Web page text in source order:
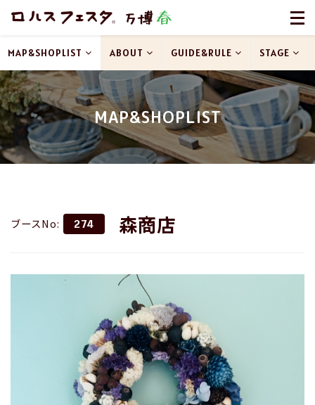
MAP&SHOPLIST
MAP&SHOPLIST ABOUT GUIDE&RULE STAGE
ブースNo: 274 森商店